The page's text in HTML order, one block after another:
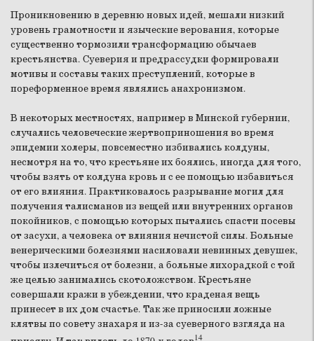
Проникновению в деревню новых идей, мешали низкий
уровень грамотности и языческие верования, которые
существенно тормозили трансформацию обычаев
крестьянства. Суеверия и предрассудки формировали
мотивы и составы таких преступлений, которые в
пореформенное время являлись анахронизмом.
В некоторых местностях, например в Минской губернии,
случались человеческие жертвоприношения во время
эпидемии холеры, повсеместно избивались колдуны,
несмотря на то, что крестьяне их боялись, иногда для того,
чтобы взять от колдуна кровь и с ее помощью избавиться
от его влияния. Практиковалось разрывание могил для
получения талисманов из вещей или внутренних органов
покойников, с помощью которых пытались спасти посевы
от засухи, а человека от влияния нечистой силы. Больные
венерическими болезнями насиловали невинных девушек,
чтобы излечиться от болезни, а больные лихорадкой с той
же целью занимались скотоложством. Крестьяне
совершали кражи в убеждении, что краденая вещь
принесет в их дом счастье. Так же приносили ложные
клятвы по совету знахаря и из-за суеверного взгляда на
14